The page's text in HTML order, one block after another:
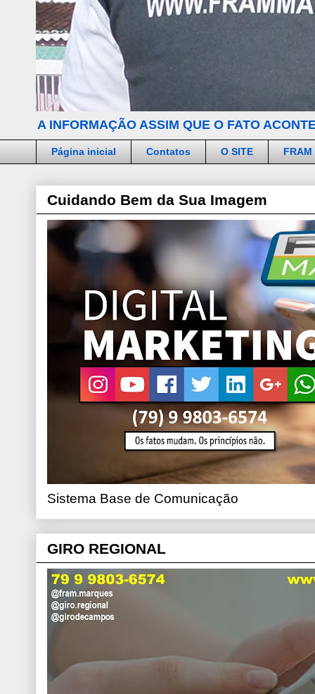
A INFORMAÇÃO ASSIM QUE O FATO
Página inicial Contatos O SITE FRAM
Cuidando Bem da Sua Imagem
Sistema Base de Comunicação
GIRO REGIONAL